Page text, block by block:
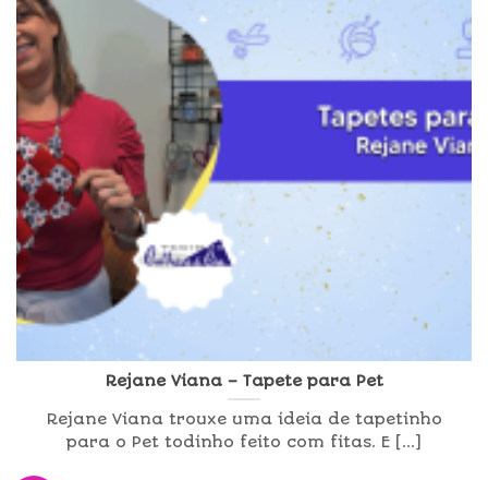
Rejane Viana – Tapete para Pet
Rejane Viana trouxe uma ideia de tapetinho
para o Pet todinho feito com fitas. E [...]